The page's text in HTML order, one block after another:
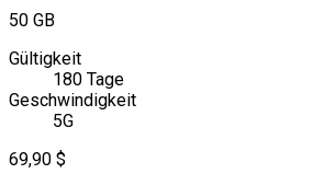
50 GB
Gültigkeit
180 Tage
Geschwindigkeit
5G
69,90 $